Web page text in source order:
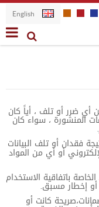
English
أي ضرر أو تلف ، أياً كان
المنشورة ، سواء كان
فقدان أو تلف البيانات
أو أي من المواد
باتفاقية الاستخدام
أو إخطار مسبق.
كانت أو